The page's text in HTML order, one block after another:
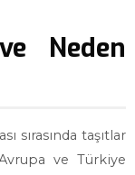
Neden
sırasında taşıtlar
ve Türkiye